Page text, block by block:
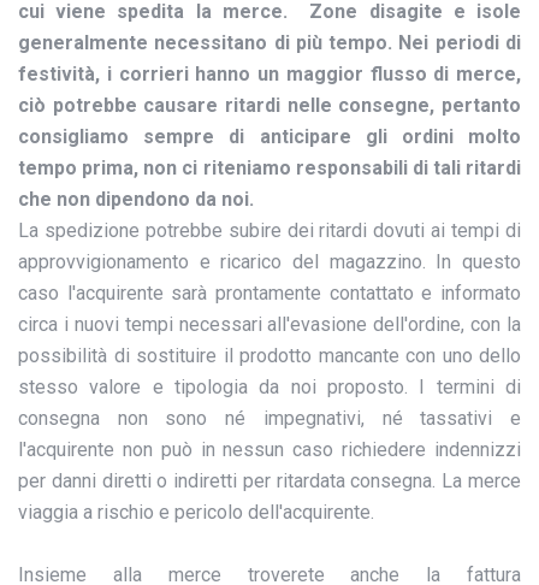
cui viene spedita la merce. Zone disagite e isole
generalmente necessitano di più tempo. Nei periodi di
festività, i corrieri hanno un maggior flusso di merce,
ciò potrebbe causare ritardi nelle consegne, pertanto
consigliamo sempre di anticipare gli ordini molto
tempo prima, non ci riteniamo responsabili di tali ritardi
che non dipendono da noi.
La spedizione potrebbe subire dei ritardi dovuti ai tempi di
approvvigionamento e ricarico del magazzino. In questo
caso l'acquirente sarà prontamente contattato e informato
circa i nuovi tempi necessari all'evasione dell'ordine, con la
possibilità di sostituire il prodotto mancante con uno dello
stesso valore e tipologia da noi proposto. I termini di
consegna non sono né impegnativi, né tassativi e
l'acquirente non può in nessun caso richiedere indennizzi
per danni diretti o indiretti per ritardata consegna. La merce
viaggia a rischio e pericolo dell'acquirente.
Insieme alla merce troverete anche la fattura